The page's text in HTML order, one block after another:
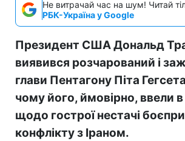
Не витрачай час на шум! Читай
РБК-Україна у Google
Президент США Дональд
виявився розчарований і
глави Пентагону Піта
чому його, ймовірно, ввели
щодо гострої нестачі
конфлікту з Іраном.